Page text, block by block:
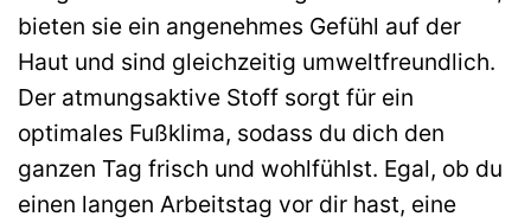
bieten sie ein angenehmes Gefühl auf der
Haut und sind gleichzeitig umweltfreundlich.
Der atmungsaktive Stoff sorgt für ein
optimales Fußklima, sodass du dich den
ganzen Tag frisch und wohlfühlst. Egal, ob du
einen langen Arbeitstag vor dir hast, eine